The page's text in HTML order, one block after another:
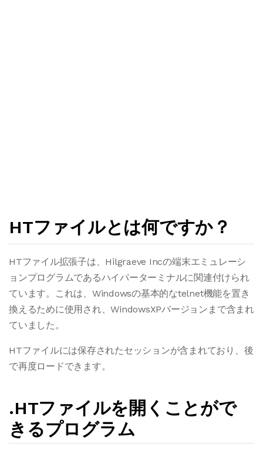
HTファイルとは何ですか？
HTファイル拡張子は、Hilgraeve Incの端末エミュレーシ
ョンプログラムであるハイパーターミナルに関連付けられ
ています。これは、Windowsの基本的なtelnet機能を置き
換えるために使用され、WindowsXPバージョンまで含まれ
ていました。
HTファイルには保存されたセッションが含まれており、後
で再度ロードできます。
.HTファイルを開くことがで
きるプログラム